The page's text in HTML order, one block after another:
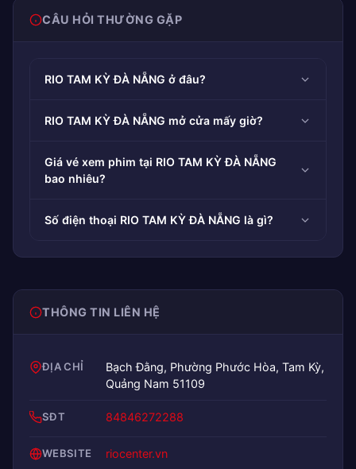
CÂU HỎI THƯỜNG GẶP
RIO TAM KỲ ĐÀ NẴNG ở đâu?
RIO TAM KỲ ĐÀ NẴNG mở cửa mấy giờ?
Giá vé xem phim tại RIO TAM KỲ ĐÀ NẴNG
bao nhiêu?
Số điện thoại RIO TAM KỲ ĐÀ NẴNG là gì?
THÔNG TIN LIÊN HỆ
ĐỊA CHỈ
Bạch Đằng, Phường Phước Hòa, Tam Kỳ,
Quảng Nam 51109
SĐT 84846272288
WEBSITE riocenter.vn